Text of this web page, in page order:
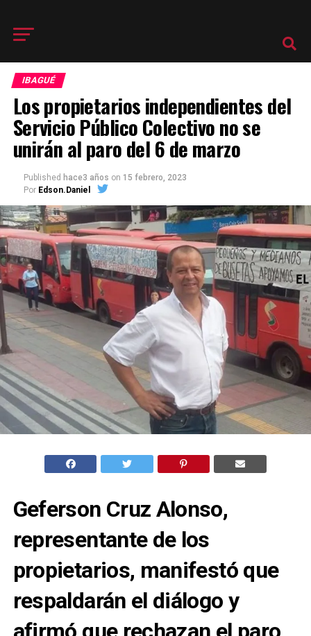
IBAGUÉ
Los propietarios independientes del
Servicio Público Colectivo no se
unirán al paro del 6 de marzo
Published hace3 años on 15 febrero, 2023
Por Edson.Daniel
Geferson Cruz Alonso,
representante de los
propietarios, manifestó que
respaldarán el diálogo y